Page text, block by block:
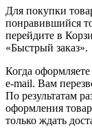
Для покупки
понравившийся
перейдите в
«Быстрый заказ».
Когда
e-mail. Вам
По результатам
оформления
только ждать